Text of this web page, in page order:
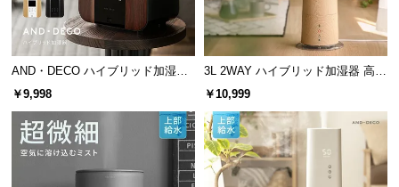
AND・DECO ハイブリッド加湿器
ステンレス振動子モデル 木目調
￥9,998
3L 2WAY ハイブリッド加湿器 高さ
調整可能 木目調
￥10,999